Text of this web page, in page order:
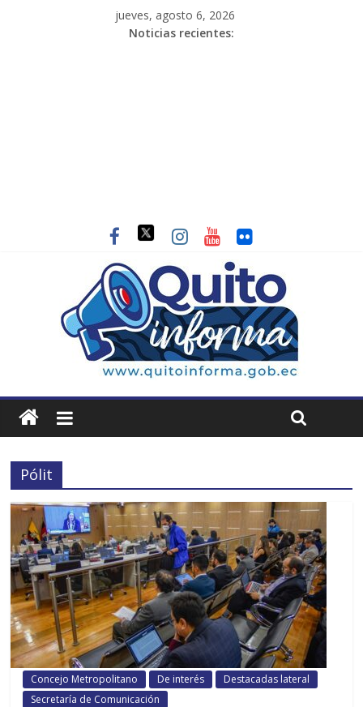
jueves, agosto 6, 2026
Noticias recientes:
Pólit
Concejo Metropolitano De interés
Destacadas lateral
Secretaría de Comunicación